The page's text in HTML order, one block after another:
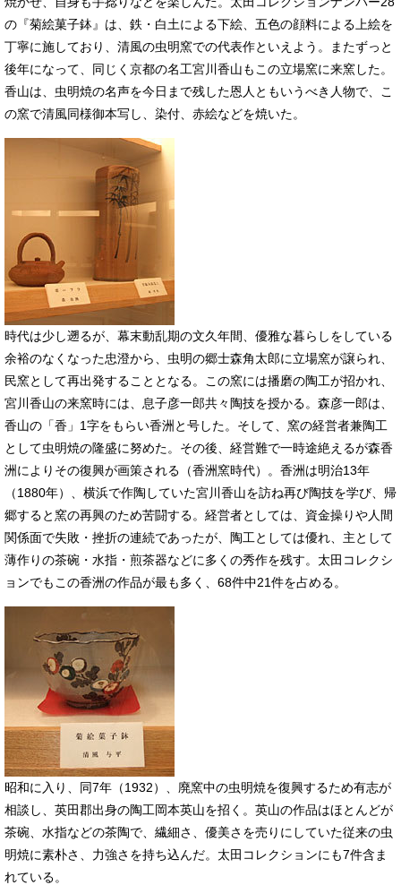
の『菊絵菓子鉢』は、鉄・白土による下絵、五色の顔料による上絵を
丁寧に施しており、清風の虫明窯での代表作といえよう。またずっと
後年になって、同じく京都の名工宮川香山もこの立場窯に来窯した。
香山は、虫明焼の名声を今日まで残した恩人ともいうべき人物で、こ
の窯で清風同様御本写し、染付、赤絵などを焼いた。
​時代は少し遡るが、幕末動乱期の文久年間、優雅な暮らしをしている
余裕のなくなった忠澄から、虫明の郷士森角太郎に立場窯が譲られ、
民窯として再出発することとなる。この窯には播磨の陶工が招かれ、
宮川香山の来窯時には、息子彦一郎共々陶技を授かる。森彦一郎は、
香山の「香」1字をもらい香洲と号した。そして、窯の経営者兼陶工
として虫明焼の隆盛に努めた。その後、経営難で一時途絶えるが森香
洲によりその復興が画策される（香洲窯時代）。香洲は明治13年
（1880年）、横浜で作陶していた宮川香山を訪ね再び陶技を学び、帰
郷すると窯の再興のため苦闘する。経営者としては、資金操りや人間
関係面で失敗・挫折の連続であったが、陶工としては優れ、主として
薄作りの茶碗・水指・煎茶器などに多くの秀作を残す。太田コレクシ
ョンでもこの香洲の作品が最も多く、68件中21件を占める。
​昭和に入り、同7年（1932）、廃窯中の虫明焼を復興するため有志が
相談し、英田郡出身の陶工岡本英山を招く。英山の作品はほとんどが
茶碗、水指などの茶陶で、繊細さ、優美さを売りにしていた従来の虫
明焼に素朴さ、力強さを持ち込んだ。太田コレクションにも7件含ま
れている。